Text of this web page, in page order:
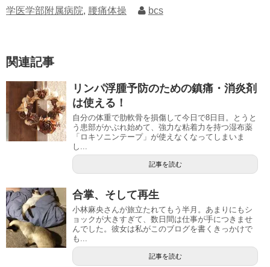
学医学部附属病院, 腰痛体操 bcs
関連記事
リンパ浮腫予防のための鎮痛・消炎剤
は使える！
自分の体重で肋軟骨を損傷して今日で8日目。とうと
う患部がかぶれ始めて、強力な粘着力を持つ湿布薬
「ロキソニンテープ」が使えなくなってしまいま
し...
記事を読む
合掌、そして再生
小林麻央さんが旅立たれてもう半月。あまりにもシ
ョックが大きすぎて、数日間は仕事が手につきませ
んでした。彼女は私がこのブログを書くきっかけで
も...
記事を読む